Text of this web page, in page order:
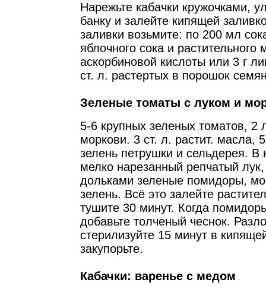
Нарежьте кабачки кружочками,
банку и залейте кипящей
заливки возьмите: по 200 мл
яблочного сока и растительного
аскорбиновой кислоты или 3 г
ст. л. растертых в порошок
Зеленые томаты с луком и
5-6 крупных зеленых томатов, 2
моркови. 3 ст. л. растит. масла,
зелень петрушки и сельдерея.
мелко нарезанный репчатый
дольками зеленые помидоры,
зелень. Всё это залейте
тушите 30 минут. Когда
добавьте толченый чеснок.
стерилизуйте 15 минут в
закупорьте.
Кабачки: варенье с медом